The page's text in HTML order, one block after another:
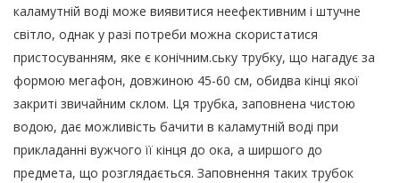
каламутній воді може виявитися неефективним і штучне
світло, однак у разі потреби можна скористатися
пристосуванням, яке є конічним.ську трубку, що нагадує за
формою мегафон, довжиною 45-60 см, обидва кінці якої
закриті звичайним склом. Ця трубка, заповнена чистою
водою, дає можливість бачити в каламутній воді при
прикладанні вужчого її кінця до ока, а ширшого до
предмета, що розглядається. Заповнення таких трубок